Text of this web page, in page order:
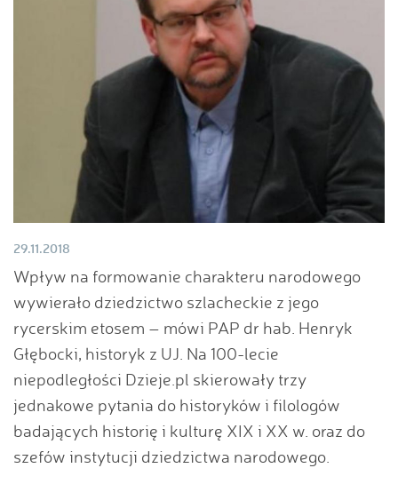
29.11.2018
Wpływ na formowanie charakteru narodowego
wywierało dziedzictwo szlacheckie z jego
rycerskim etosem – mówi PAP dr hab. Henryk
Głębocki, historyk z UJ. Na 100-lecie
niepodległości Dzieje.pl skierowały trzy
jednakowe pytania do historyków i filologów
badających historię i kulturę XIX i XX w. oraz do
szefów instytucji dziedzictwa narodowego.